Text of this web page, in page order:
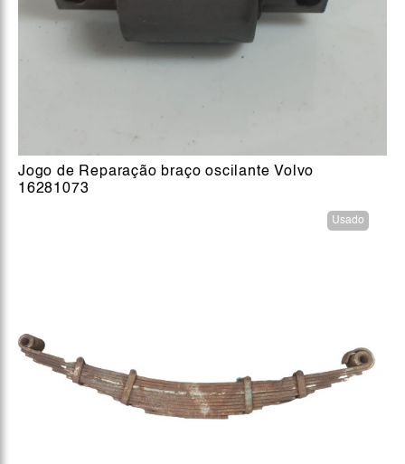
Jogo de Reparação braço oscilante Volvo
16281073
Usado